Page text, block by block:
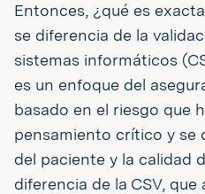
Entonces, ¿qué es
se diferencia de la
sistemas informáticos
es un enfoque del
basado en el riesgo que
pensamiento crítico y se
del paciente y la calidad
diferencia de la CSV,